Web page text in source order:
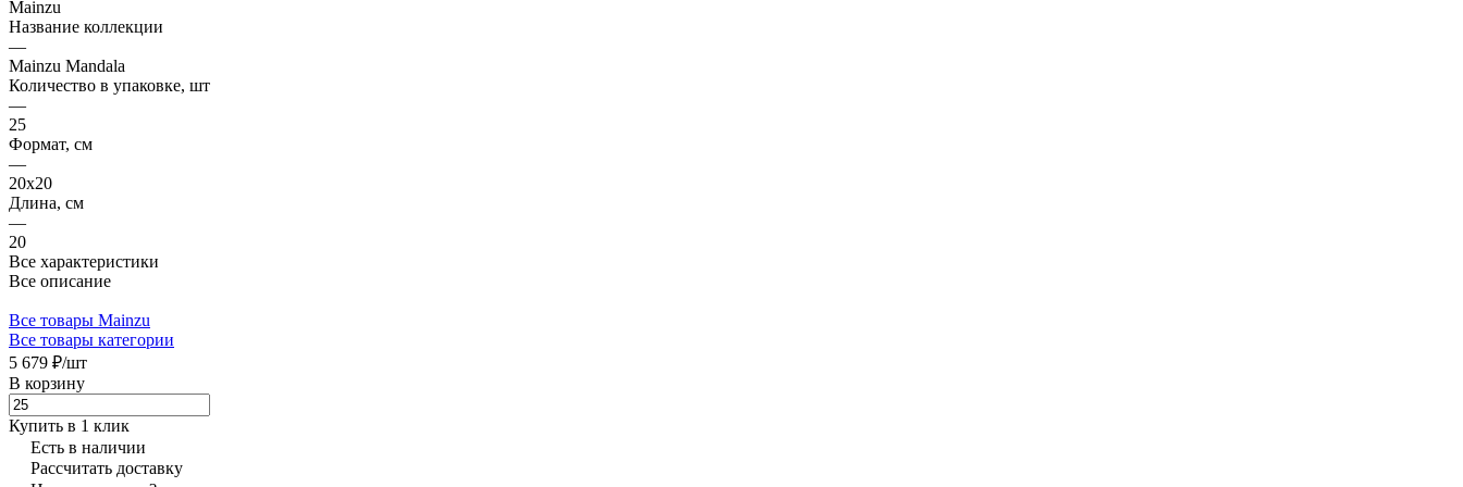
Mainzu
Название коллекции
—
Mainzu Mandala
Количество в упаковке, шт
—
25
Формат, см
—
20x20
Длина, см
—
20
Все характеристики
Все описание
Все товары Mainzu
Все товары категории
5 679 ₽/шт
В корзину
Купить в 1 клик
Есть в наличии
Рассчитать доставку